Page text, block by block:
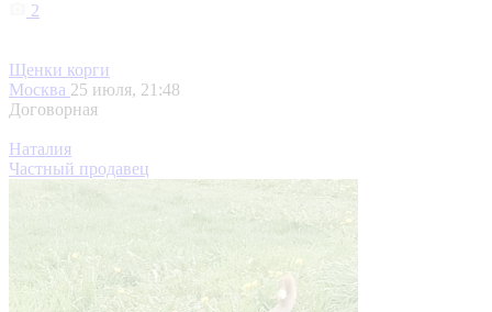
2
Щенки корги
Москва 25 июля, 21:48
Договорная
Наталия
Частный продавец